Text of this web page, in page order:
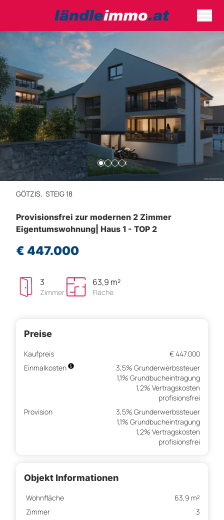
GÖTZIS, STEIG 18
Provisionsfrei zur modernen 2 Zimmer
Eigentumswohnung| Haus 1 - TOP 2
€ 447.000
3
Zimmer
63,9 m²
Fläche
Preise
Kaufpreis
€ 447.000
Einmalkosten
3,5% Grunderwerbssteuer
1,1% Grundbucheintragung
1,2% Vertragskosten
profisionsfrei
Provision
3,5% Grunderwerbssteuer
1,1% Grundbucheintragung
1,2% Vertragskosten
profisionsfrei
Objekt Informationen
Wohnfläche
63,9 m²
Zimmer
3